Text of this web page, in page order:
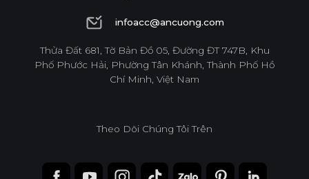
1900 6944
infoacc@ancuong.com
infoacc@ancuong.com
Thửa Đất 681, Tờ Bản Đồ 05, Đường ĐT 747B, Khu
Phố Phước Hải, Phường Tân Khánh, Thành Phố Hồ
Chí Minh, Việt Nam
Theo Dõi Chúng Tôi Trên